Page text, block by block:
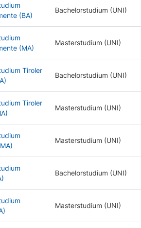
(BA)
Bachelorstudium (UNI)
(MA)
Masterstudium (UNI)
Tiroler
Bachelorstudium (UNI)
Tiroler
Masterstudium (UNI)
Masterstudium (UNI)
Bachelorstudium (UNI)
Masterstudium (UNI)